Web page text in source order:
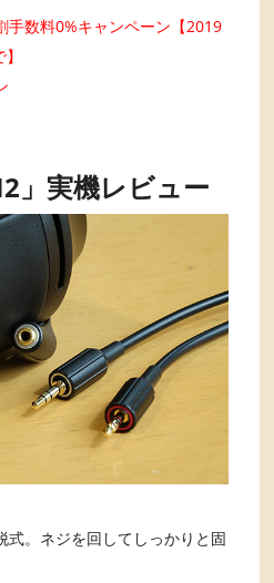
数料0%キャンペーン【2019
」実機レビュー
式。ネジを回してしっかりと固